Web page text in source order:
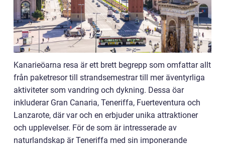
Kanarieöarna resa är ett brett begrepp som omfattar allt
från paketresor till strandsemestrar till mer äventyrliga
aktiviteter som vandring och dykning. Dessa öar
inkluderar Gran Canaria, Teneriffa, Fuerteventura och
Lanzarote, där var och en erbjuder unika attraktioner
och upplevelser. För de som är intresserade av
naturlandskap är Teneriffa med sin imponerande